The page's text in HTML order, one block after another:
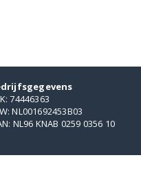
74446363
NL001692453B03
NL96 KNAB 0259 0356 10